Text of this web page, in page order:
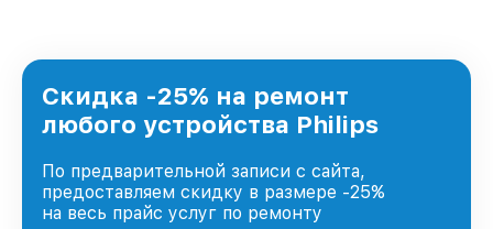
Скидка -25% на ремонт
любого устройства Philips
По предварительной записи с сайта,
предоставляем скидку в размере -25%
на весь прайс услуг по ремонту